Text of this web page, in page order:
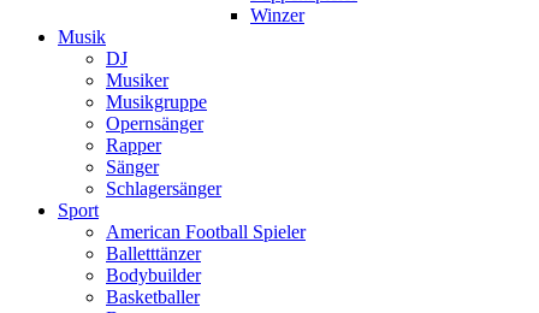
Winzer
Musik
DJ
Musiker
Musikgruppe
Opernsänger
Rapper
Sänger
Schlagersänger
Sport
American Football Spieler
Balletttänzer
Bodybuilder
Basketballer